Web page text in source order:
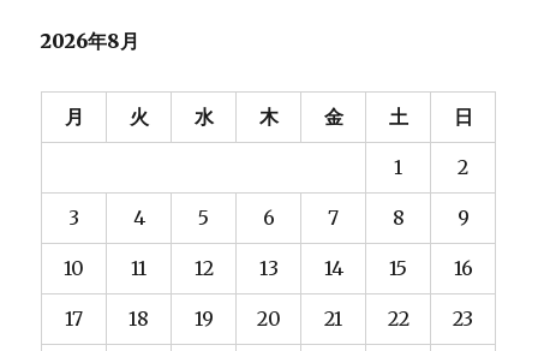
2026年8月
月 火 水 木 金 土 日
1 2
3 4 5 6 7 8 9
10 11 12 13 14 15 16
17 18 19 20 21 22 23